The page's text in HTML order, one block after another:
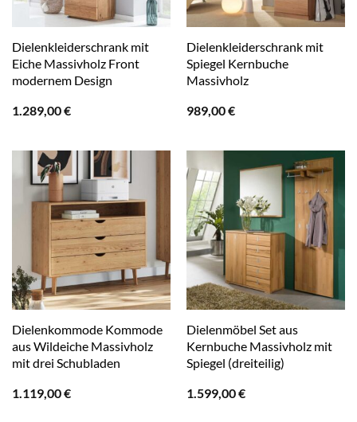
Dielenkleiderschrank mit
Eiche Massivholz Front
modernem Design
1.289,00€
Dielenkleiderschrank mit
Spiegel Kernbuche
Massivholz
989,00€
Dielenkommode Kommode
aus Wildeiche Massivholz
mit drei Schubladen
1.119,00€
Dielenmöbel Set aus
Kernbuche Massivholz mit
Spiegel (dreiteilig)
1.599,00€